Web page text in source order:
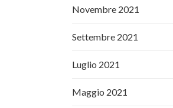
Novembre 2021
Settembre 2021
Luglio 2021
Maggio 2021